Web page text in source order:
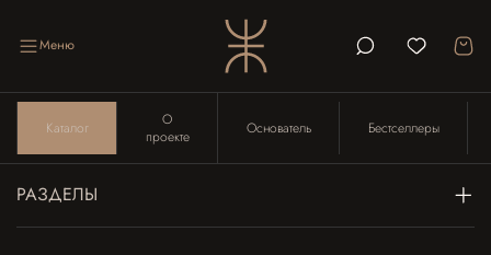
Меню
Каталог
О
проекте
Основатель Бестселлеры
РАЗДЕЛЫ